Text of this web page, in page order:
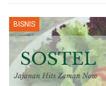
BISNIS